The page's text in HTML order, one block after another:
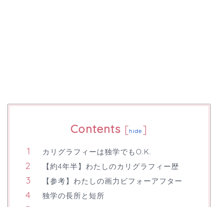
Contents [hide ]
カリグラフィーは独学でもO.K.
【約4年半】わたしのカリグラフィー歴
【参考】わたしの画力ビフォーアフター
独学の長所と短所